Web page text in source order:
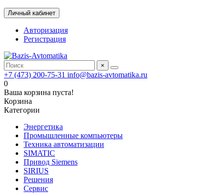
Личный кабинет
Авторизация
Регистрация
×
+7 (473) 200-75-31 info@bazis-avtomatika.ru
0
Ваша корзина пуста!
Корзина
Категории
Энергетика
Промышленные компьютеры
Техника автоматизации
SIMATIC
Привод Siemens
SIRIUS
Решения
Сервис